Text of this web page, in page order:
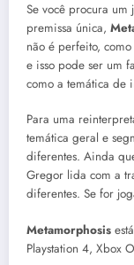
Se você procura um
premissa única,
não é perfeito,
e isso pode ser um
como a temática de
Para uma
temática geral e
diferentes. Ainda
Gregor lida com a
diferentes. Se for
Metamorphosis
Playstation 4, Xbox